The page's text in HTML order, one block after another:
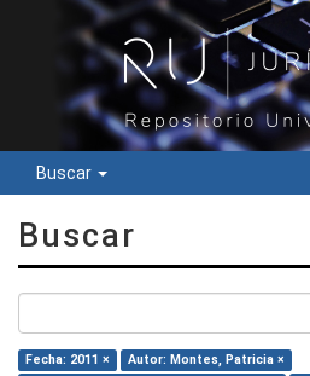
Buscar
Buscar
Fecha: 2011 ×
Autor: Montes, Patricia ×